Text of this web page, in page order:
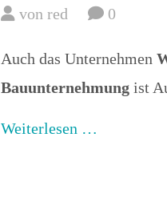
von red 0
Auch das Unternehmen
Bauunternehmungist
Weiterlesen …